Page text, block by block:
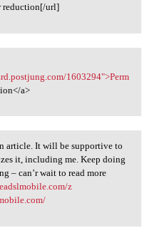
url]
board
1603294">Perm
a>
article. It
article. It will be supportive to
it, including me. Keep doing
– can’r wait to read more
z